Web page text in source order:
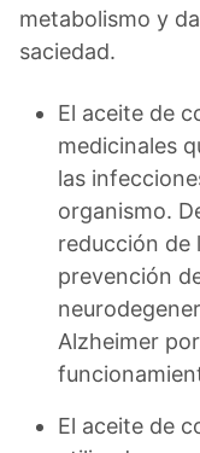
metabolismo y
saciedad.
El aceite de
medicinales
las
organismo.
reducción de
prevención
Alzheimer
El aceite de